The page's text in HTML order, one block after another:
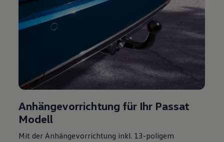
Anhängevorrichtung für Ihr Passat
Modell
Mit der Anhängevorrichtung inkl. 13-poligem